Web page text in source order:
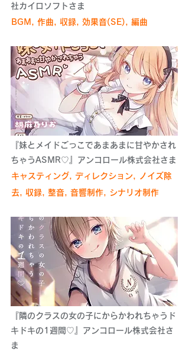
社カイロソフトさま
BGM, 作曲, 収録, 効果音(SE), 編曲
『妹とメイドごっこであまあまに甘やかされ
ちゃうASMR♡』アンコロール株式会社さま
キャスティング, ディレクション, ノイズ除
去, 収録, 整音, 音響制作, シナリオ制作
『隣のクラスの女の子にからかわれちゃうド
キドキの1週間♡』アンコロール株式会社さ
ま